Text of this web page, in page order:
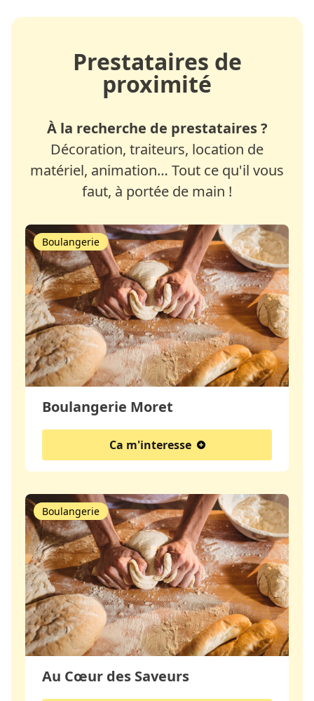
Prestataires de
proximité
À la recherche de prestataires ?
Décoration, traiteurs, location de
matériel, animation… Tout ce qu'il vous
faut, à portée de main !
Boulangerie Moret
Boulangerie
Ca m'interesse
Au Cœur des Saveurs
Boulangerie